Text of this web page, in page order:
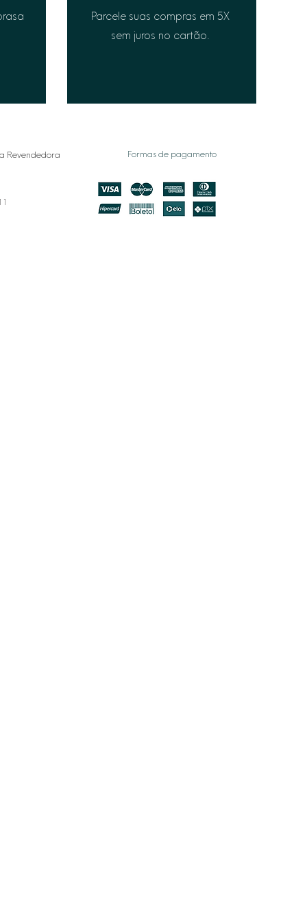
Parcele suas compras em 5X
sem juros no cartão.
Formas de pagamento
Revendedora